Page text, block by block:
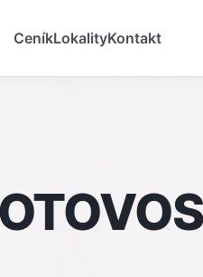
CeníkLokalityKontakt